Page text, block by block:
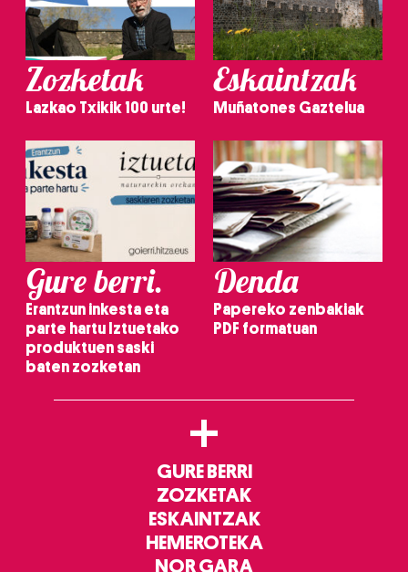
Zozketak
Lazkao Txikik 100 urte!
Eskaintzak
Muñatones Gaztelua
Gure berri.
Erantzun inkesta eta
parte hartu Iztuetako
produktuen saski
baten zozketan
Denda
Papereko zenbakiak
PDF formatuan
+
GURE BERRI
ZOZKETAK
ESKAINTZAK
HEMEROTEKA
NOR GARA